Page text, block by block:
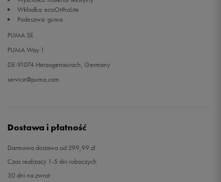
Wkładka: ecoOrthoLite
Podeszwa: guma
PUMA SE
PUMA Way 1
DE-91074 Herzogenaurach, Germany
service@puma.com
Dostawa i płatność
Darmowa dostawa od 299,99 zł
Czas realizacji 1-5 dni roboczych
30 dni na zwrot